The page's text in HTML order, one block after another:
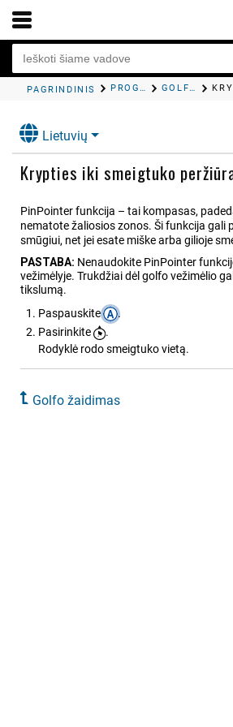
PAGRINDINIS PROGRAMOS IR VEIKLOS GOLFO ŽAIDIMAS
Lietuvių
Krypties iki smeigtuko
PinPointerfunkcija – tai kompasas,
nematote žaliosios zonos. Ši funkcija gali
smūgiui, net jei esate miške arba gilioje
PASTABA: Nenaudokite PinPointer
vežimėlyje. Trukdžiai dėl golfo vežimėlio
tikslumą.
Paspauskite
.
Pasirinkite
.
Rodyklė rodo smeigtuko vietą.
Golfo žaidimas